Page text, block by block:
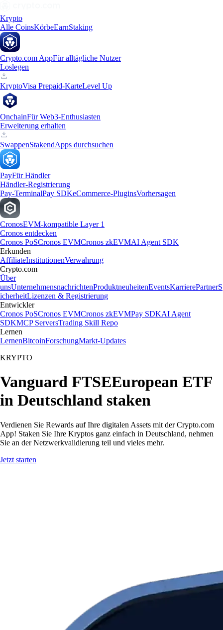
Krypto
Alle CoinsKörbeEarnStaking
Crypto.com AppFür alltägliche Nutzer
Loslegen
KryptoVisa Prepaid-KarteLevel Up
OnchainFür Web3-Enthusiasten
Erweiterung erhalten
SwappenStakendApps durchsuchen
PayFür Händler
Händler-Registrierung
Pay-TerminalPay SDKeCommerce-PluginsVorhersagen
CronosEVM-kompatible Layer 1
Cronos entdecken
Cronos PoSCronos EVMCronos zkEVMAI Agent SDK
Erkunden
AffiliateInstitutionenVerwahrung
Crypto.com
Über
unsUnternehmensnachrichtenProduktneuheitenEventsKarrierePartnerS
icherheitLizenzen & Registrierung
Entwickler
Cronos PoSCronos EVMCronos zkEVMPay SDKAI Agent
SDKMCP ServersTrading Skill Repo
Lernen
LernenBitcoinForschungMarkt-Updates
KRYPTO
Vanguard FTSEEuropean ETF
in Deutschland staken
Verdienen Sie Rewards auf Ihre digitalen Assets mit der Crypto.com
App! Staken Sie Ihre Kryptos ganz einfach in Deutschland, nehmen
Sie an der Netzwerkvalidierung teil und vieles mehr.
Jetzt starten